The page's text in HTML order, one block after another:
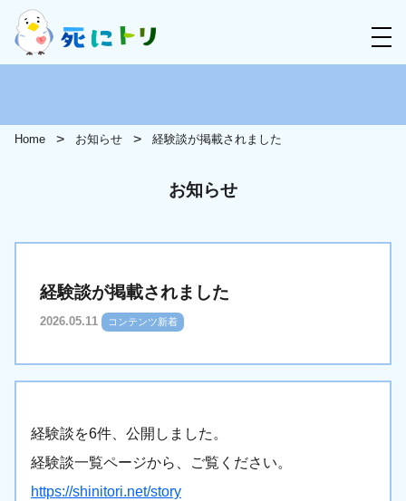
Home お知らせ 経験談が掲載されました
お知らせ
経験談が掲載されました
2026.05.11 コンテンツ新着
経験談を6件、公開しました。
経験談一覧ページから、ご覧ください。
https://shinitori.net/story